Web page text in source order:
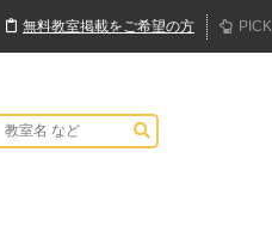
無料教室掲載をご希望の方